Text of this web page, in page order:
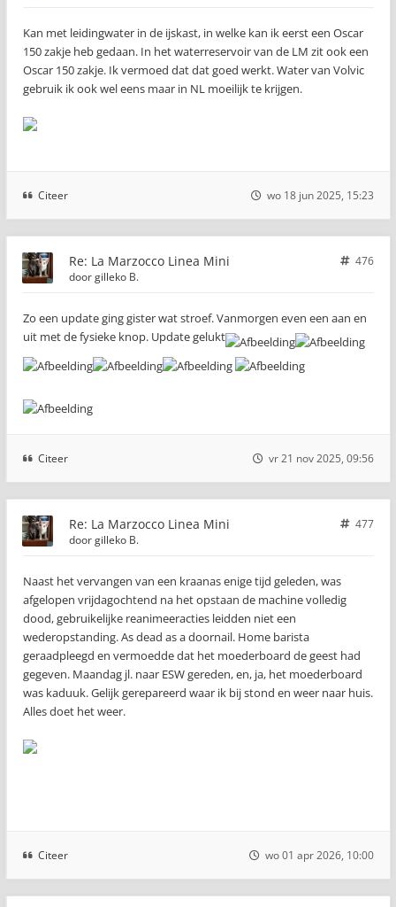
Kan met leidingwater in de ijskast, in welke kan ik eerst een Oscar
150 zakje heb gedaan. In het waterreservoir van de LM zit ook een
Oscar 150 zakje. Ik vermoed dat dat goed werkt. Water van Volvic
gebruik ik ook wel eens maar in NL moeilijk te krijgen.
Citeer wo 18 jun 2025, 15:23
Re: La Marzocco Linea Mini
476
doorgilleko B.
Zo een update ging gister wat stroef. Vanmorgen even een aan en
uit met de fysieke knop. Update gelukt
Citeer vr 21 nov 2025, 09:56
Re: La Marzocco Linea Mini
477
doorgilleko B.
Naast het vervangen van een kraanas enige tijd geleden, was
afgelopen vrijdagochtend na het opstaan de machine volledig
dood, gebruikelijke reanimeeracties leidden niet een
wederopstanding. As dead as a doornail. Home barista
geraadpleegd en vermoedde dat het moederboard de geest had
gegeven. Maandag jl. naar ESW gereden, en, ja, het moederboard
was kaduuk. Gelijk gerepareerd waar ik bij stond en weer naar huis.
Alles doet het weer.
Citeer wo 01 apr 2026, 10:00